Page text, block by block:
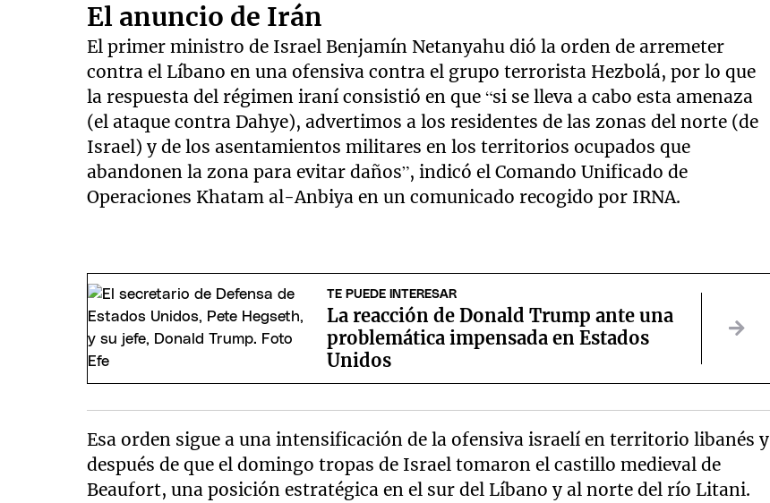
El anuncio de Irán
El primer ministro de Israel Benjamín Netanyahu dió la orden de arremeter
contra el Líbano en una ofensiva contra el grupo terrorista Hezbolá, por lo que
la respuesta del régimen iraní consistió en que “si se lleva a cabo esta amenaza
(el ataque contra Dahye), advertimos a los residentes de las zonas del norte (de
Israel) y de los asentamientos militares en los territorios ocupados que
abandonen la zona para evitar daños”, indicó el Comando Unificado de
Operaciones Khatam al-Anbiya en un comunicado recogido por IRNA.
TE PUEDE INTERESAR
La reacción de Donald Trump ante una
problemática impensada en Estados
Unidos
Esa orden sigue a una intensificación de la ofensiva israelí en territorio libanés y
después de que el domingo tropas de Israel tomaron el castillo medieval de
Beaufort, una posición estratégica en el sur del Líbano y al norte del río Litani.